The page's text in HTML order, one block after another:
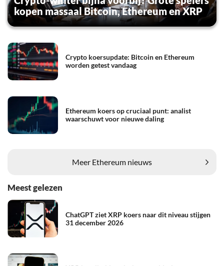
kopen massaal Bitcoin, Ethereum en XRP
Crypto koersupdate: Bitcoin en Ethereum
worden getest vandaag
Ethereum koers op cruciaal punt: analist
waarschuwt voor nieuwe daling
Meer Ethereum nieuws
Meest gelezen
ChatGPT ziet XRP koers naar dit niveau stijgen
31 december 2026